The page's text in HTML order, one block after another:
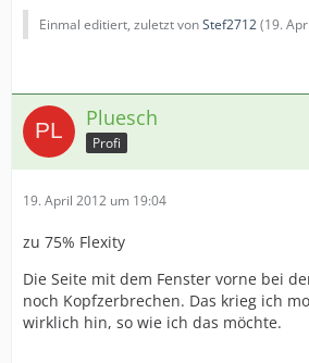
Einmal editiert, zuletzt vonStef2712(19.
Pluesch
Profi
19. April 2012 um 19:04
zu 75% Flexity
Die Seite mit dem Fenster vorne bei
noch Kopfzerbrechen. Das krieg ich
wirklich hin, so wie ich das möchte.